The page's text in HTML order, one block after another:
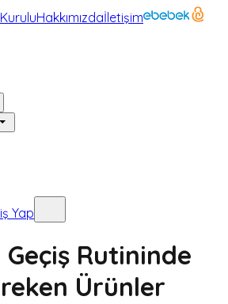
Hakkımızdaİletişim
Yap
Geçiş Rutininde
Ürünler